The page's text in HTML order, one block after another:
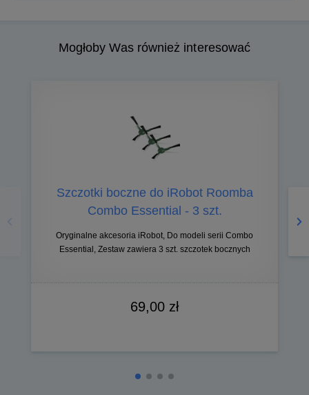
Mogłoby Was również interesować
Szczotki boczne do iRobot Roomba
Combo Essential - 3 szt.
Oryginalne akcesoria iRobot, Do modeli serii Combo
Essential, Zestaw zawiera 3 szt. szczotek bocznych
69,00 zł